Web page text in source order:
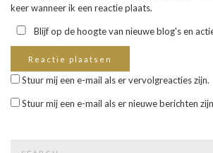
keer wanneer ik een reactie plaats.
Blijf op de hoogte van nieuwe blog's en
Stuur mij een e-mail als er vervolgreacties zijn.
Stuur mij een e-mail als er nieuwe berichten